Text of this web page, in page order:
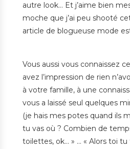
autre look… Et j’aime bien
moche que j’ai peu shooté
article de blogueuse mode
Vous aussi vous connaissez
avez l’impression de rien
à votre famille, à une
vous a laissé seul quelques
(je hais mes potes quand ils
tu vas où ? Combien de
toilettes, ok… » … « Alors toi tu